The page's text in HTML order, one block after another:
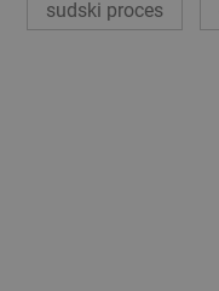
sudski proces